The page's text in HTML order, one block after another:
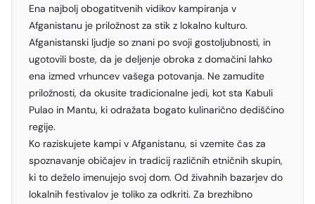
Ena najbolj obogatitvenih vidikov kampiranja v
Afganistanu je priložnost za stik z lokalno kulturo.
Afganistanski ljudje so znani po svoji gostoljubnosti, in
ugotovili boste, da je deljenje obroka z domačini lahko
ena izmed vrhuncev vašega potovanja. Ne zamudite
priložnosti, da okusite tradicionalne jedi, kot sta Kabuli
Pulao in Mantu, ki odražata bogato kulinarično dediščino
regije.
Ko raziskujete kampi v Afganistanu, si vzemite čas za
spoznavanje običajev in tradicij različnih etničnih skupin,
ki to deželo imenujejo svoj dom. Od živahnih bazarjev do
lokalnih festivalov je toliko za odkriti. Za brezhibno